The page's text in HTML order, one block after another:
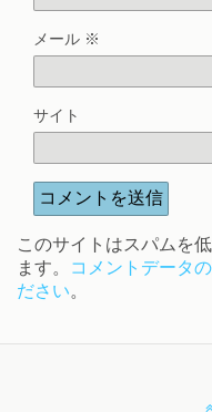
メール ※
サイト
このサイトはスパムを
ます。
コメントデータ
ださい。